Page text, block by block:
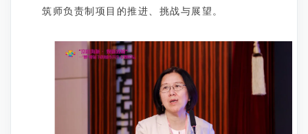
筑师负责制项目的推进、挑战与展望。